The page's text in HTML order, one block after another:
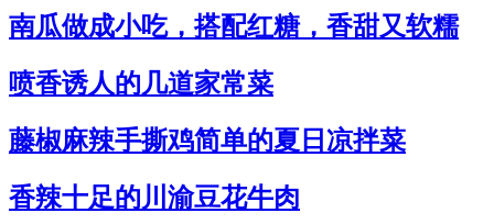
南瓜做成小吃，搭配红糖，香甜又软糯
喷香诱人的几道家常菜
藤椒麻辣手撕鸡简单的夏日凉拌菜
香辣十足的川渝豆花牛肉